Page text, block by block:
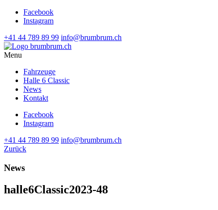
Facebook
Instagram
+41 44 789 89 99 info@brumbrum.ch
Menu
Fahrzeuge
Halle 6 Classic
News
Kontakt
Facebook
Instagram
+41 44 789 89 99 info@brumbrum.ch
Zurück
News
halle6Classic2023-48